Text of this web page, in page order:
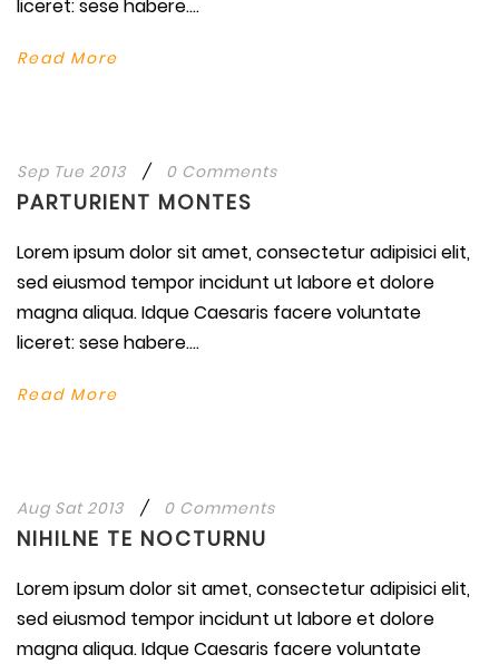
liceret: sese habere....
Read More
Sep Tue 2013 / 0 Comments
PARTURIENT MONTES
Lorem ipsum dolor sit amet, consectetur adipisici elit,
sed eiusmod tempor incidunt ut labore et dolore
magna aliqua. Idque Caesaris facere voluntate
liceret: sese habere....
Read More
Aug Sat 2013 / 0 Comments
NIHILNE TE NOCTURNU
Lorem ipsum dolor sit amet, consectetur adipisici elit,
sed eiusmod tempor incidunt ut labore et dolore
magna aliqua. Idque Caesaris facere voluntate